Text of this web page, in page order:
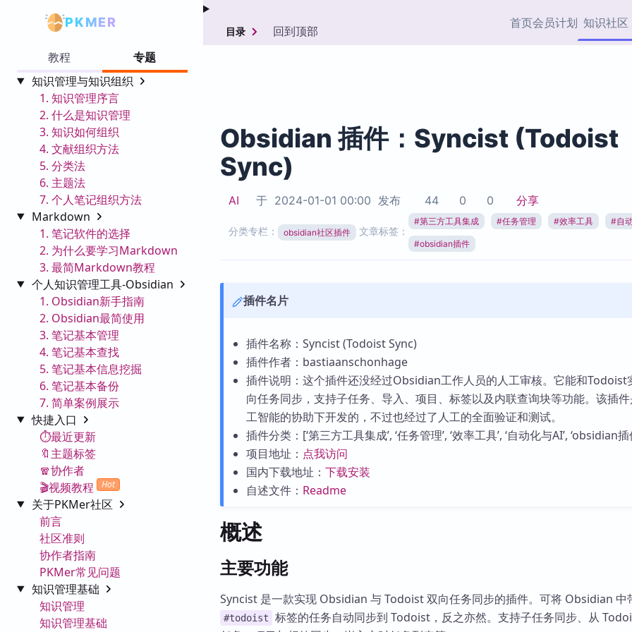
PKMER 首页会员计划 知识社区
协作者
Zotero 专题
Obsidian 专题
Zotero 插件
Zotero 插件资源与加速
挂
教程
专题
知识管理与知识组织
1. 知识管理序言
2. 什么是知识管理
3. 知识如何组织
4. 文献组织方法
5. 分类法
6. 主题法
7. 个人笔记组织方法
Markdown
1. 笔记软件的选择
2. 为什么要学习Markdown
3. 最简Markdown教程
个人知识管理工具-Obsidian
1. Obsidian新手指南
2. Obsidian最简使用
3. 笔记基本管理
4. 笔记基本查找
5. 笔记基本信息挖掘
6. 笔记基本备份
7. 简单案例展示
快捷入口
⏱️最近更新
🔖主题标签
🧣协作者
🎬视频教程
Hot
关于PKMer社区
前言
社区准则
协作者指南
PKMer常见问题
知识管理基础
知识管理
知识管理基础
目录 回到顶部
Obsidian 插件：Syncist (Todoist
Sync)
AI 于 2024-01-01 00:00 发布 44 0 0 分享
分类专栏： obsidian社区插件 文章标签：
#第三方工具集成 #任务管理 #效率工具 #自
#obsidian插件
插件名片
插件名称：Syncist (Todoist Sync)
插件作者：bastiaanschonhage
插件说明：这个插件还没经过Obsidian工作人员的人工审核。它能和Todoist
向任务同步，支持子任务、导入、项目、标签以及内联查询块等功能。该插
工智能的协助下开发的，不过也经过了人工的全面验证和测试。
插件分类：[‘第三方工具集成’, ‘任务管理’, ‘效率工具’, ‘自动化与AI’, ‘obsidian插
项目地址： 点我访问
国内下载地址： 下载安装
自述文件： Readme
概述
主要功能
Syncist 是一款实现 Obsidian 与 Todoist 双向任务同步的插件。可将 Obsidian 中
#todoist
标签的任务自动同步到 Todoist，反之亦然。支持子任务同步、从